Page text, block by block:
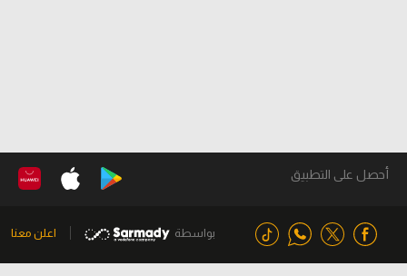
أحصل على التطبيق
بواسطة اعلن معنا